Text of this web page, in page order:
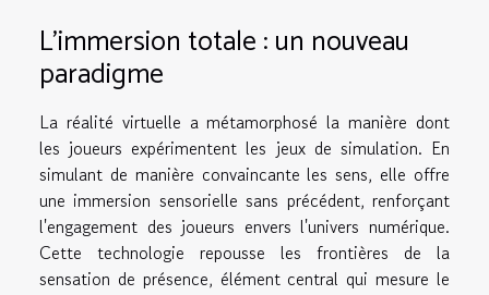
L'immersion totale : un nouveau
paradigme
La réalité virtuelle a métamorphosé la manière dont
les joueurs expérimentent les jeux de simulation. En
simulant de manière convaincante les sens, elle offre
une immersion sensorielle sans précédent, renforçant
l'engagement des joueurs envers l'univers numérique.
Cette technologie repousse les frontières de la
sensation de présence, élément central qui mesure le